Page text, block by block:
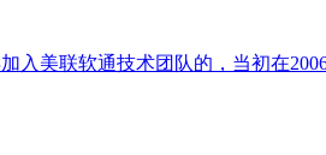
入美联软通技术团队的，当初在